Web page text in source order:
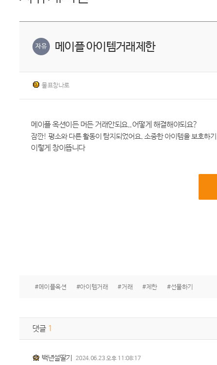
자유 메이플 아이템거래제한
물표창나로
메이플 옥션이든 머든 거래안되요..어떻게 해결해야되요?
잠깐! 평소와 다른 활동이 탐지되었어요. 소중한 아이템을 보호하
이렇게 창이뜹니다
#메이플옥션 #아이템거래 #거래 #제한 #선물하기
댓글 1
백년설딸기 2024.06.23 오후 11:08:17